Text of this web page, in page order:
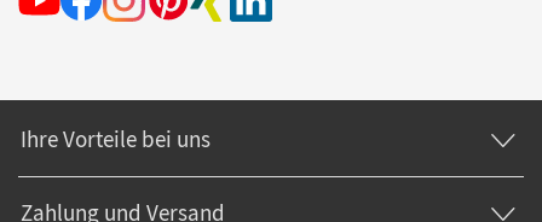
Ihre Vorteile bei uns
Zahlung und Versand